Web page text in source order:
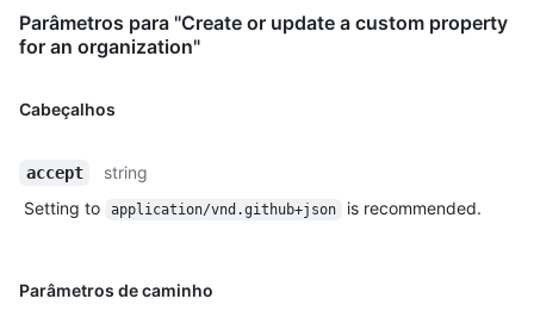
Parâmetros para "Create or update a custom property
for an organization"
Cabeçalhos
accept
string
Setting to
application/vnd.github+json is recommended.
Parâmetros de caminho